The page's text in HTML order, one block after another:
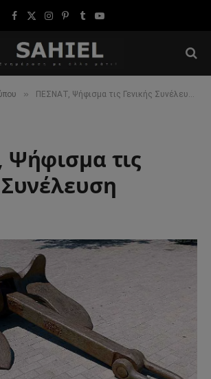
Facebook
X
Instagram
Pinterest
TumblrYouTube
» ΠΕΣΝΑΤ, Ψήφισμα τις Γενικής Συνέλευση
τις
Συνέλευση